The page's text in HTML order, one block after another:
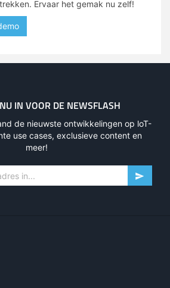
Ervaar het gemak nu zelf!
IN VOOR DE NEWSFLASH
de nieuwste ontwikkelingen op loT-
use cases, exclusieve content en
meer!